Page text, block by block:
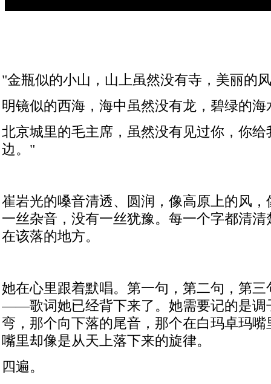
"金瓶似的小山，山上虽然没有寺，美丽的
明镜似的西海，海中虽然没有龙，碧绿的
北京城里的毛主席，虽然没有见过你，你
边。 "
崔岩光的嗓音清透、圆润，像高原上的风
一丝杂音，没有一丝犹豫。每一个字都清
在该落的地方。
她在心里跟着默唱。第一句，第二句，第
——歌词她已经背下来了。她需要记的是调
弯，那个向下落的尾音，那个在白玛卓玛
嘴里却像是从天上落下来的旋律。
四遍。